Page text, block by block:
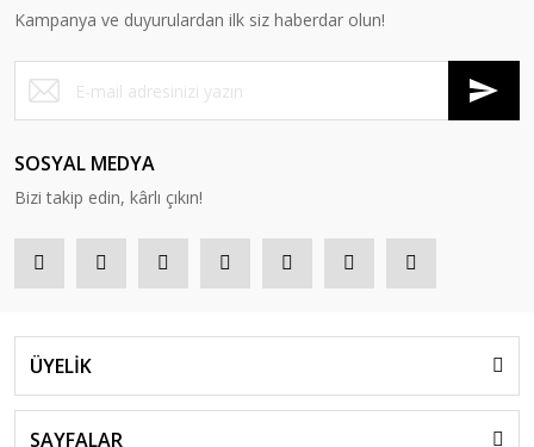
Kampanya ve duyurulardan ilk siz haberdar olun!
SOSYAL MEDYA
Bizi takip edin, kârlı çıkın!
ÜYELİK
SAYFALAR